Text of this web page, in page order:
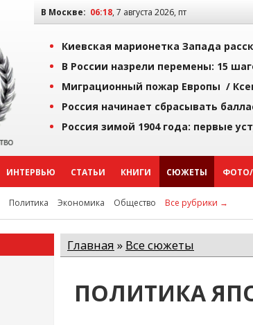
В Москве: 06:18, 7 августа 2026, пт
Киевская марионетка Запада
В России назрели перемены: 15
Миграционный пожар Европы /
Россия начинает сбрасывать
Россия зимой 1904 года: первые
ИНТЕРВЬЮ СТАТЬИ КНИГИ СЮЖЕТЫ
Политика Экономика Общество Все рубрики →
Главная » Все сюжеты
ПОЛИТИКА